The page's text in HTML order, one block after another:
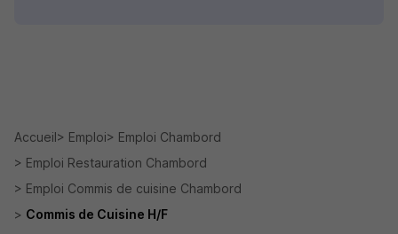
Accueil Emploi
Emploi Chambord
Emploi Restauration Chambord
Emploi Commis de cuisine Chambord
Commis de Cuisine H/F